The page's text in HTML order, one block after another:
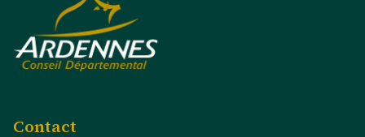
Contact